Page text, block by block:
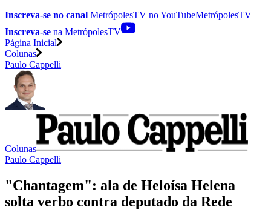
Inscreva-se no canal MetrópolesTV noYouTubeMetrópolesTV
Inscreva-se na MetrópolesTV
Página Inicial
Colunas
Paulo Cappelli
Colunas
Paulo Cappelli
"Chantagem": ala de Heloísa Helena
solta verbo contra deputado da Rede